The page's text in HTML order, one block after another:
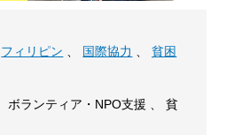
フィリピン 、 国際協力 、貧困
ボランティア・NPO支援 、 貧